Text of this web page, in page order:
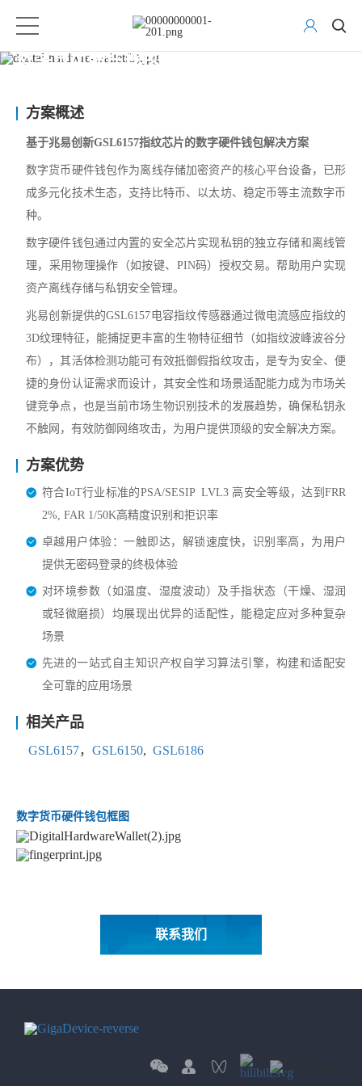
数字货币硬件钱包
方案概述
基于兆易创新GSL6157指纹芯片的数字硬件钱包解决方案
数字货币硬件钱包作为离线存储加密资产的核心平台设备，已形
成多元化技术生态，支持比特币、以太坊、稳定币等主流数字币
种。
数字硬件钱包通过内置的安全芯片实现私钥的独立存储和离线管
理，采用物理操作（如按键、PIN码）授权交易。帮助用户实现
资产离线存储与私钥安全管理。
兆易创新提供的GSL6157电容指纹传感器通过微电流感应指纹的
3D纹理特征，能捕捉更丰富的生物特征细节（如指纹波峰波谷分
布），其活体检测功能可有效抵御假指纹攻击，是专为安全、便
捷的身份认证需求而设计，其安全性和场景适配能力成为市场关
键竞争点，也是当前市场生物识别技术的发展趋势，确保私钥永
不触网，有效防御网络攻击，为用户提供顶级的安全解决方案。
方案优势
符合IoT行业标准的PSA/SESIP LVL3 高安全等级，达到FRR
2%, FAR 1/50K高精度识别和拒识率
卓越用户体验：一触即达，解锁速度快，识别率高，为用户
提供无密码登录的终极体验
对环境参数（如温度、湿度波动）及手指状态（干燥、湿润
或轻微磨损）均展现出优异的适配性，能稳定应对多种复杂
场景
先进的一站式自主知识产权自学习算法引擎，构建和适配安
全可靠的应用场景
相关产品
GSL6157， GSL6150, GSL6186
数字货币硬件钱包框图
联系我们